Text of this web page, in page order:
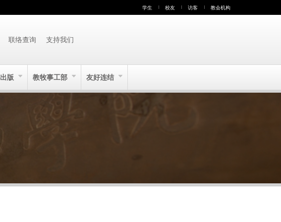
学生 校友 访客 教会机构
联络查询 支持我们
出版 教牧事工部 友好连结